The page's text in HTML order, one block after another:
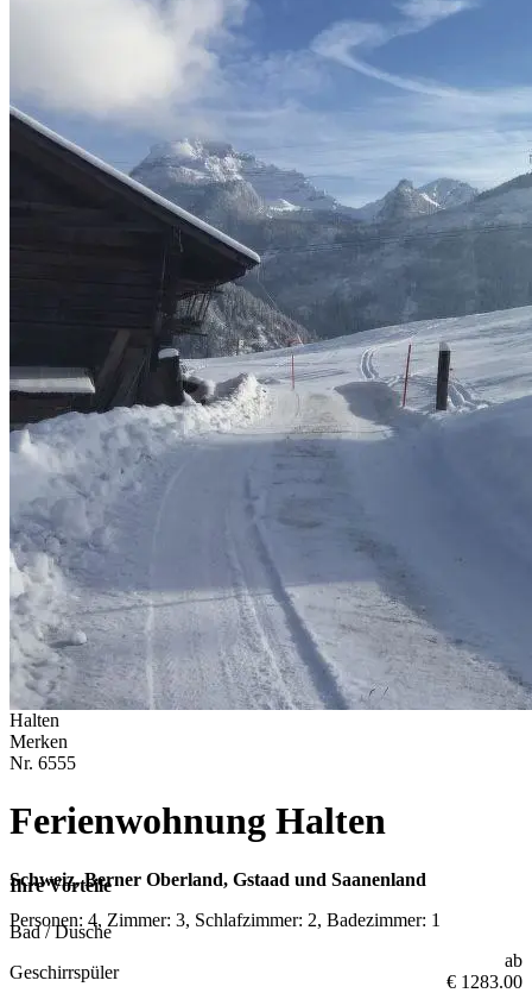
Halten
Merken
Nr. 6555
Ferienwohnung Halten
Schweiz, Berner Oberland, Gstaad und Saanenland
Personen: 4, Zimmer: 3, Schlafzimmer: 2, Badezimmer: 1
ab
€ 1283.00
Ihre Vorteile
Bad / Dusche
Geschirrspüler